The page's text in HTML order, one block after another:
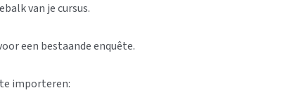
van je cursus.
een bestaande enquête.
importeren: